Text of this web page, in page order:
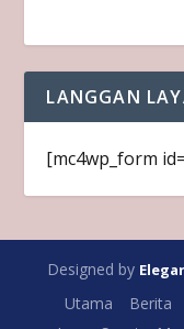
LANGGAN
[mc4wp_form
Designed by
Utama Berita